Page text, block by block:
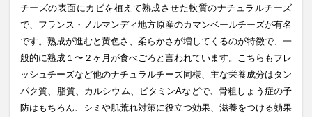
チーズの表面にカビを植えて熟成させた軟質のナチュラルチーズ
で、フランス・ノルマンディ地方原産のカマンベールチーズが有名
です。熟成が進むと黄色さ、柔らかさが増してくるのが特徴で、一
般的に熟成１〜２ヶ月が食べごろと言われています。こちらもフレ
ッシュチーズなど他のナチュラルチーズ同様、主な栄養成分はタン
パク質、脂質、カルシウム、ビタミンAなどで、骨粗しょう症の予
防はもちろん、シミや肌荒れ対策に役立つ効果、滋養をつける効果